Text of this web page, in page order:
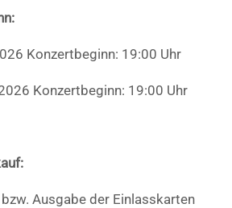
Konzertbeginn: 19:00 Uhr
Konzertbeginn: 19:00 Uhr
Ausgabe der Einlasskarten